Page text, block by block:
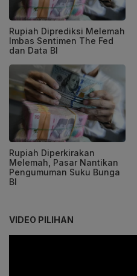
Rupiah Diprediksi Melemah
Imbas Sentimen The Fed
dan Data BI
Rupiah Diperkirakan
Melemah, Pasar Nantikan
Pengumuman Suku Bunga
BI
VIDEO PILIHAN